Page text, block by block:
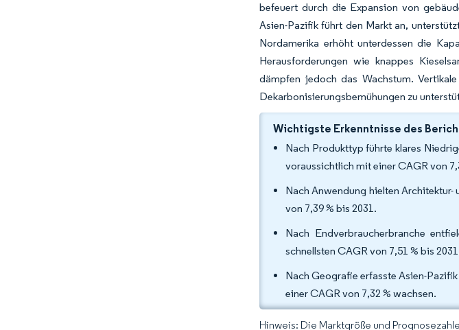
befeuert durch die Expansion von
Asien-Pazifik führt den Markt an,
Nordamerika erhöht unterdessen die
Herausforderungen wie knappes
dämpfen jedoch das Wachstum.
Dekarbonisierungsbemühungen zu
Wichtigste Erkenntnisse des
Nach Produkttyp führte klares
voraussichtlich mit einer CAGR von
Nach Anwendung hielten Architektur-
von 7,39 % bis 2031.
Nach Endverbraucherbranche
schnellsten CAGR von 7,51 % bis
Nach Geografie erfasste Asien-
einer CAGR von 7,32 % wachsen.
Hinweis: Die Marktgröße und